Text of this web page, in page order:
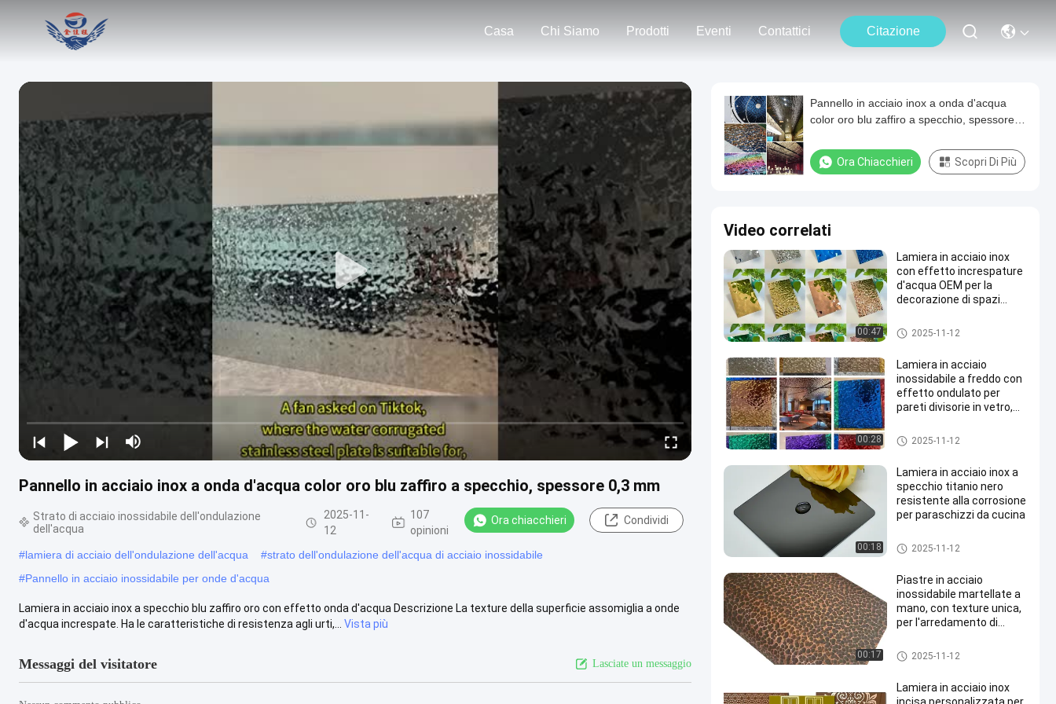
Casa Chi Siamo Prodotti Eventi Contattici Citazione
Pannello in acciaio inox a onda d'acqua color oro blu zaffiro a specchio, spessore 0,3 mm
Strato di acciaio inossidabile dell'ondulazione
dell'acqua
2025-11-
12
107
opinioni
Ora chiacchieri Condividi
#lamiera di acciaio dell'ondulazione dell'acqua #strato dell'ondulazione dell'acqua di acciaio inossidabile
#Pannello in acciaio inossidabile per onde d'acqua
Lamiera in acciaio inox a specchio blu zaffiro oro con effetto onda d'acqua Descrizione La texture della superficie assomiglia a onde
d'acqua increspate. Ha le caratteristiche di resistenza agli urti,...
Vista più
Messaggi del visitatore Lasciate un messaggio
Pannello in acciaio inox a onda d'acqua
color oro blu zaffiro a specchio, spessore
Ora Chiacchieri Scopri Di Più
Video correlati
00:47
Lamiera in acciaio inox
con effetto increspature
d'acqua OEM per la
decorazione di spazi
attività
Strato di acciaio inossidabile
dell'ondulazione dell'acqua
2025-11-12
00:28
Lamiera in acciaio
inossidabile a freddo con
effetto ondulato per
pareti divisorie in vetro,
Strato di acciaio inossidabile
dell'ondulazione dell'acqua
2025-11-12
00:18
Lamiera in acciaio inox a
specchio titanio nero
resistente alla corrosione
per paraschizzi da cucina
Strato di acciaio inossidabile
dello specchio
2025-11-12
00:17
Piastre in acciaio
inossidabile martellate a
mano, con texture unica,
per l'arredamento di
Strato martellato di acciaio in
ossidabile
2025-11-12
Lamiera in acciaio inox